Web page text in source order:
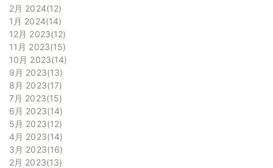
2月 2024 12
1月 2024 14
12月 2023 12
11月 2023 15
10月 2023 14
9月 2023 13
8月 2023 17
7月 2023 15
6月 2023 14
5月 2023 12
4月 2023 14
3月 2023 16
2月 2023 13